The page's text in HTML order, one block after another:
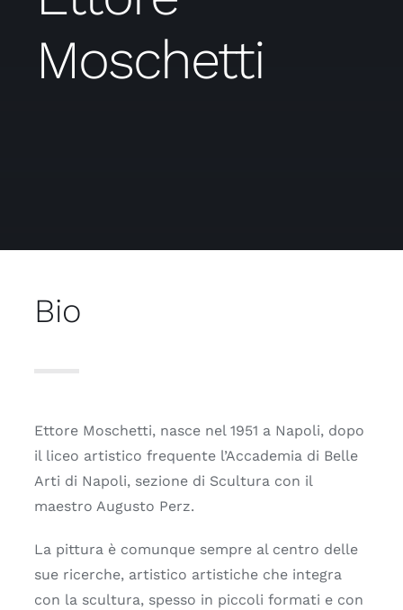
Shop
Moschetti
Bio
Ettore Moschetti, nasce nel 1951 a Napoli, dopo
il liceo artistico frequente l’Accademia di Belle
Arti di Napoli, sezione di Scultura con il
maestro Augusto Perz.
La pittura è comunque sempre al centro delle
sue ricerche, artistico artistiche che integra
con la scultura, spesso in piccoli formati e con